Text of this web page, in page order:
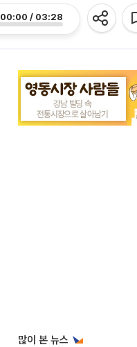
00:00 / 03:28
많이 본 뉴스